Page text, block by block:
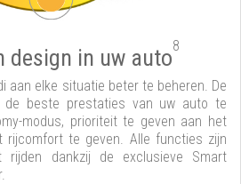
design in uw auto8
aan elke situatie beter te beheren. De
de beste prestaties van uw auto te
modus, prioriteit te geven aan het
rijcomfort te geven. Alle functies zijn
rijden dankzij de exclusieve Smart